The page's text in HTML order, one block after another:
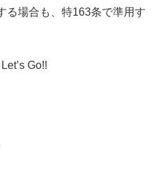
る場合も、特163条で準用す
Go!!